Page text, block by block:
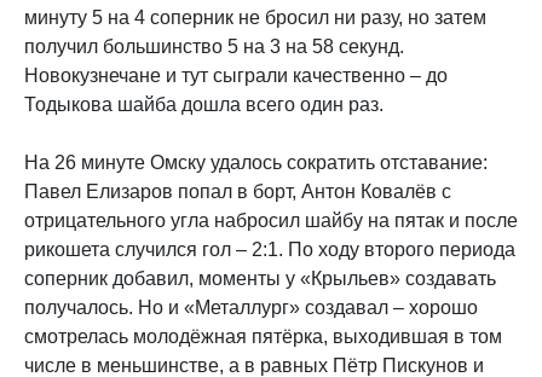
минуту 5 на 4 соперник не бросил ни разу, но затем
получил большинство 5 на 3 на 58 секунд.
Новокузнечане и тут сыграли качественно – до
Тодыкова шайба дошла всего один раз.
На 26 минуте Омску удалось сократить отставание:
Павел Елизаров попал в борт, Антон Ковалёв с
отрицательного угла набросил шайбу на пятак и после
рикошета случился гол – 2:1. По ходу второго периода
соперник добавил, моменты у «Крыльев» создавать
получалось. Но и «Металлург» создавал – хорошо
смотрелась молодёжная пятёрка, выходившая в том
числе в меньшинстве, а в равных Пётр Пискунов и